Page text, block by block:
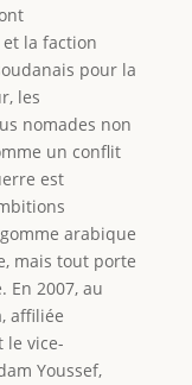
la faction
pour la
les
nomades non
un conflit
est
arabique
mais tout porte
En 2007, au
affiliée
vice-
Youssef,